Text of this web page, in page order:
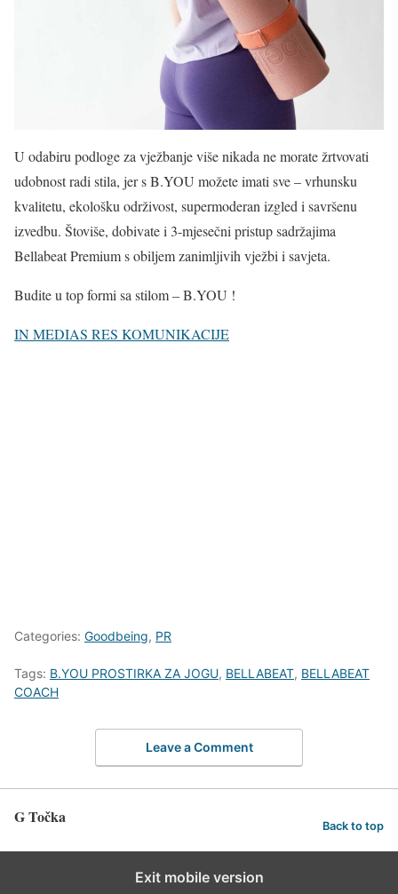
U odabiru podloge za vježbanje više nikada ne morate žrtvovati
udobnost radi stila, jer s B.YOU možete imati sve – vrhunsku
kvalitetu, ekološku održivost, supermoderan izgled i savršenu
izvedbu. Štoviše, dobivate i 3-mjesečni pristup sadržajima
Bellabeat Premium s obiljem zanimljivih vježbi i savjeta.
Budite u top formi sa stilom – B.YOU !
IN MEDIAS RES KOMUNIKACIJE
Categories: Goodbeing, PR
Tags: B.YOU PROSTIRKA ZA JOGU, BELLABEAT, BELLABEAT
COACH
Leave a Comment
G Točka Back to top
Exit mobile version